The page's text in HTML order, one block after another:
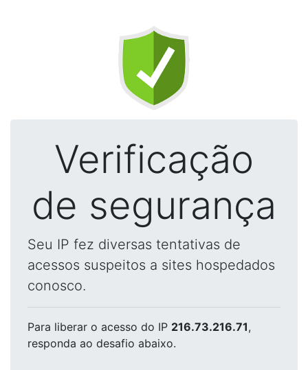
Verificação
de segurança
Seu IP fez diversas tentativas de
acessos suspeitos a sites hospedados
conosco.
Para liberar o acesso do IP 216.73.216.71,
responda ao desafio abaixo.